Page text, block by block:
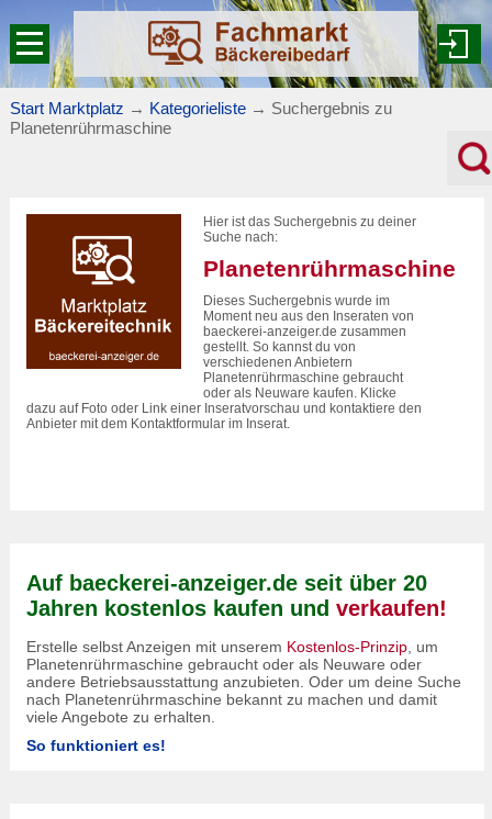
Start Marktplatz → Kategorieliste → Suchergebnis zu
Planetenrührmaschine
Hier ist das Suchergebnis zu deiner
Suche nach:
Planetenrührmaschine
Dieses Suchergebnis wurde im
Moment neu aus den Inseraten von
baeckerei-anzeiger.de zusammen
gestellt. So kannst du von
verschiedenen Anbietern
Planetenrührmaschine gebraucht
oder als Neuware kaufen. Klicke
dazu auf Foto oder Link einer Inseratvorschau und kontaktiere den
Anbieter mit dem Kontaktformular im Inserat.
Auf baeckerei-anzeiger.de seit über 20
Jahren kostenlos kaufen und verkaufen!
Erstelle selbst Anzeigen mit unserem Kostenlos-Prinzip , um
Planetenrührmaschine gebraucht oder als Neuware oder
andere Betriebsausstattung anzubieten. Oder um deine Suche
nach Planetenrührmaschine bekannt zu machen und damit
viele Angebote zu erhalten.
So funktioniert es!